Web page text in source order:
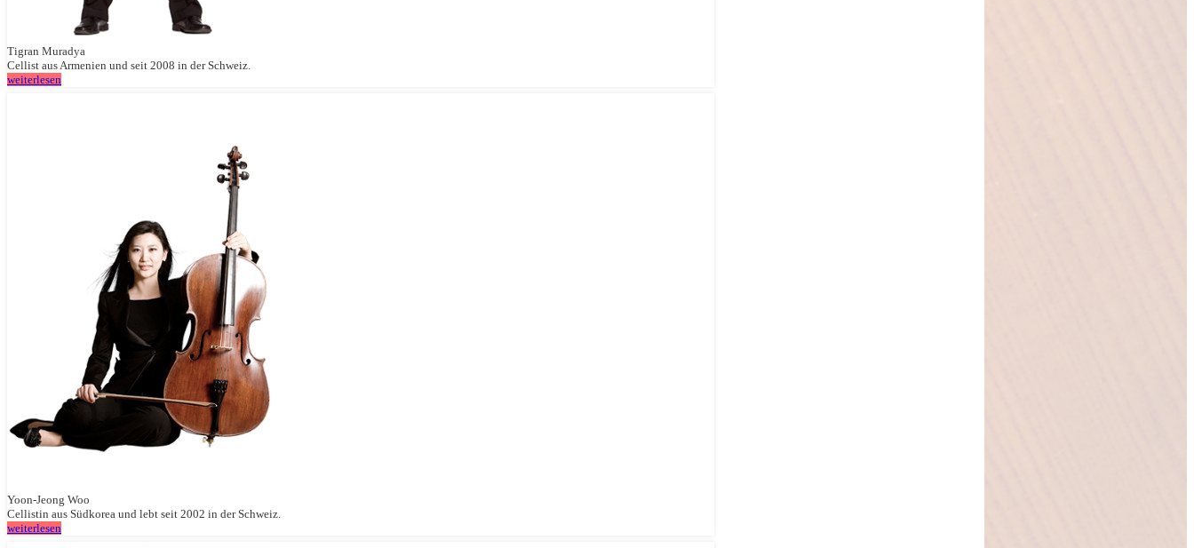
Tigran Muradya
Cellist aus Armenien und seit 2008 in der Schweiz.
weiterlesen
Yoon-Jeong Woo
Cellistin aus Südkorea und lebt seit 2002 in der Schweiz.
weiterlesen